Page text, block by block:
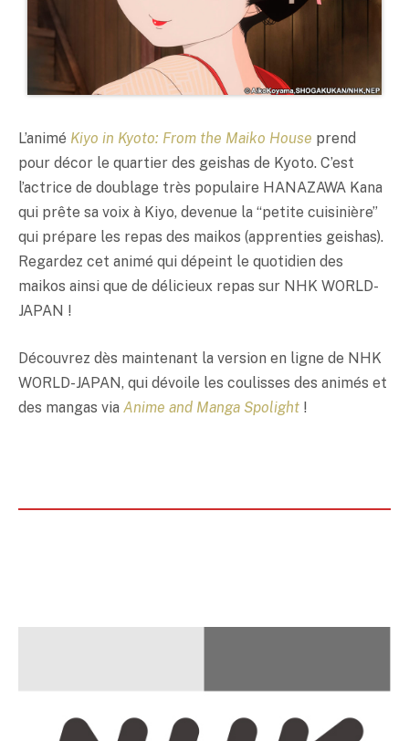
L’animé Kiyo in Kyoto: From the Maiko House prend
pour décor le quartier des geishas de Kyoto. C’est
l’actrice de doublage très populaire HANAZAWA Kana
qui prête sa voix à Kiyo, devenue la “petite cuisinière”
qui prépare les repas des maikos (apprenties geishas).
Regardez cet animé qui dépeint le quotidien des
maikos ainsi que de délicieux repas sur NHK WORLD-
JAPAN !
Découvrez dès maintenant la version en ligne de NHK
WORLD-JAPAN, qui dévoile les coulisses des animés et
des mangas via Anime and Manga Spolight !